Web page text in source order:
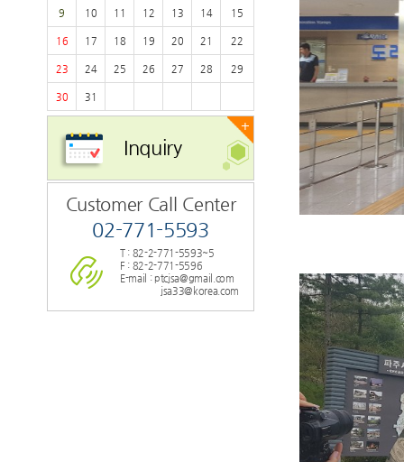
9 10 11 12 13 14 15
16 17 18 19 20 21 22
23 24 25 26 27 28 29
30 31
+
Inquiry
Customer Call Center
02-771-5593
T : 82-2-771-5593~5
F : 82-2-771-5596
E-mail : ptcjsa@gmail.com
jsa33@korea.com